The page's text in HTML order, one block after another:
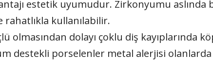
estetik uyumudur. Zirkonyumu
rahatlıkla kullanılabilir.
olmasından dolayı çoklu diş kayıplarında
destekli porselenler metal alerjisi